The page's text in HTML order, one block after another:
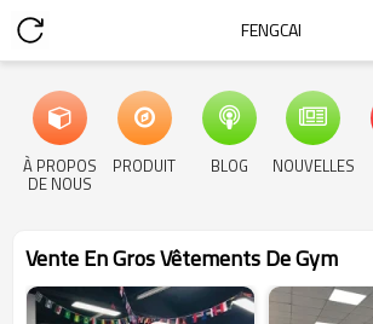
FENGCAI
À PROPOS
DE NOUS
PRODUIT BLOG NOUVELLES
Vente En Gros Vêtements De Gym